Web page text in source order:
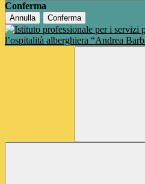
Conferma
Annulla Conferma